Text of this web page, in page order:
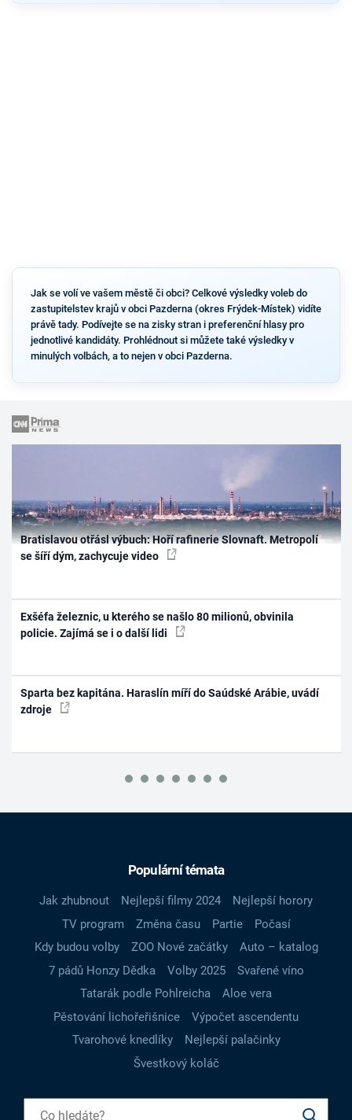
Jak se volí ve vašem městě či obci? Celkové výsledky voleb do
zastupitelstev krajů v obci Pazderna (okres Frýdek-Místek) vidíte
právě tady. Podívejte se na zisky stran i preferenční hlasy pro
jednotlivé kandidáty. Prohlédnout si můžete také výsledky v
minulých volbách, a to nejen v obci Pazderna.
Bratislavou otřásl výbuch: Hoří rafinerie Slovnaft. Metropolí
se šíří dým, zachycuje video
Exšéfa železnic, u kterého se našlo 80 milionů, obvinila
policie. Zajímá se i o další lidi
Sparta bez kapitána. Haraslín míří do Saúdské Arábie, uvádí
zdroje
Populární témata
Jak zhubnout Nejlepší filmy 2024
Nejlepší horory
TV program
Změna času Partie
Počasí
Kdy budou volby
ZOO Nové začátky
Auto – katalog
7 pádů Honzy Dědka
Volby 2025
Svařené víno
Tatarák podle Pohlreicha
Aloe vera
Pěstování lichořeřišnice
Výpočet ascendentu
Tvarohové knedlíky
Nejlepší palačinky
Švestkový koláč